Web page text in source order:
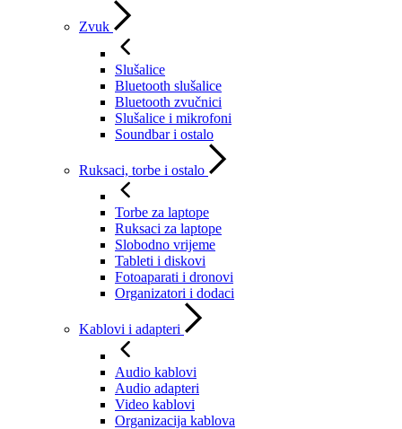
Zvuk
Slušalice
Bluetooth slušalice
Bluetooth zvučnici
Slušalice i mikrofoni
Soundbar i ostalo
Ruksaci, torbe i ostalo
Torbe za laptope
Ruksaci za laptope
Slobodno vrijeme
Tableti i diskovi
Fotoaparati i dronovi
Organizatori i dodaci
Kablovi i adapteri
Audio kablovi
Audio adapteri
Video kablovi
Organizacija kablova